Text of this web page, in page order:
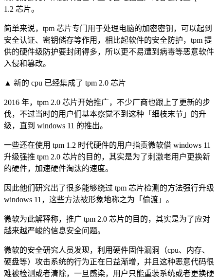
1.2 芯片。
简单来说，tpm 芯片专门用于处理电脑的加密密钥，可以起到
安全认证、密钥储存等作用，相比起软件的安全防护，tpm 提
供的硬件级防护要封闭得多，所以更不易遭到病毒等恶意软件
入侵和篡改。
▲ 新的 cpu 已经集成了 tpm 2.0 芯片
2016 年，tpm 2.0 芯片开始推广，不少厂商也跟上了更新的步
伐，不过当时的用户们基本察觉不到这种「细枝末节」的升
级，直到 windows 11 的推出。
一些还在使用 tpm 1.2 时代硬件的用户指责微软借 windows 11
升级强推 tpm 2.0 芯片的目的，其实是为了刺激老用户更换新
的硬件，加速硬件淘汰的速度。
因此他们研究出了很多能够绕过 tpm 芯片检测的方法强行升级
windows 11，这些方法被形象地称之为「偷渡」。
微软为此解释称，推广 tpm 2.0 芯片的目的，其实是为了应对
越来越严峻的信息安全问题。
微软的安全研究人员发现，利用硬件固件漏洞（cpu、内存、
硬盘等）攻击系统的行为正在日益渐增，并且这种恶意代码很
难被检测或者清除，一旦感染，用户只能重装系统或者更换硬